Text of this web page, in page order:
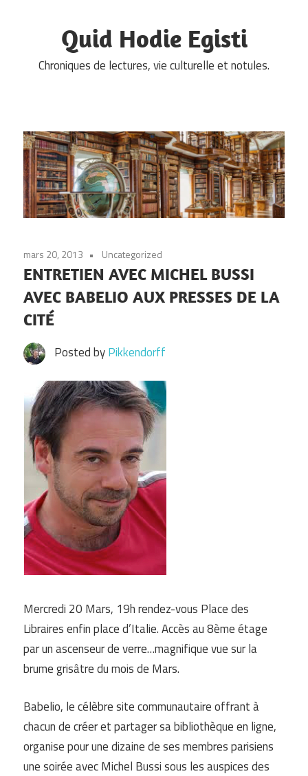
Quid Hodie Egisti
Chroniques de lectures, vie culturelle et notules.
mars 20, 2013 Uncategorized
ENTRETIEN AVEC MICHEL BUSSI
AVEC BABELIO AUX PRESSES DE LA
CITÉ
Posted byPikkendorff
Mercredi 20 Mars, 19h rendez-vous Place des
Libraires enfin place d’Italie. Accès au 8ème étage
par un ascenseur de verre…magnifique vue sur la
brume grisâtre du mois de Mars.
Babelio, le célèbre site communautaire offrant à
chacun de créer et partager sa bibliothèque en ligne,
organise pour une dizaine de ses membres parisiens
une soirée avec Michel Bussi sous les auspices des